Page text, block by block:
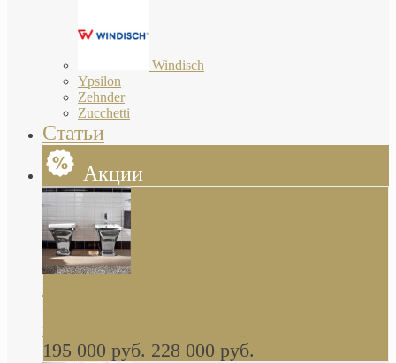
Windisch
Ypsilon
Zehnder
Zucchetti
Статьи
Акции
Butterfly Scarabeo КОМПЛЕКТ санфаянса
глянцевая платина В НАЛИЧИИ
195 000 руб. 228 000 руб.